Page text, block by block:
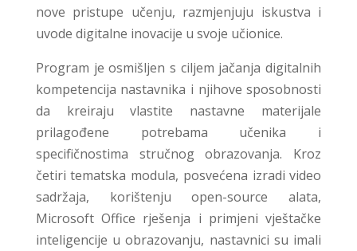
nove pristupe učenju, razmjenjuju iskustva i
uvode digitalne inovacije u svoje učionice.
Program je osmišljen s ciljem jačanja digitalnih
kompetencija nastavnika i njihove sposobnosti
da kreiraju vlastite nastavne materijale
prilagođene potrebama učenika i
specifičnostima stručnog obrazovanja. Kroz
četiri tematska modula, posvećena izradi video
sadržaja, korištenju open-source alata,
Microsoft Office rješenja i primjeni vještačke
inteligencije u obrazovanju, nastavnici su imali